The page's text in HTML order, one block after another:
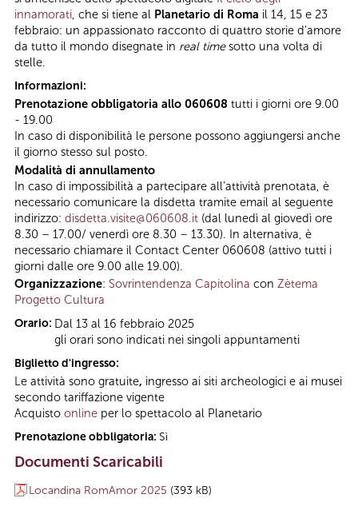
innamorati, che si tiene al Planetario di Roma il 14, 15 e 23
febbraio: un appassionato racconto di quattro storie d’amore
da tutto il mondo disegnate in real timesotto una volta di
stelle.
Informazioni:
Prenotazione obbligatoria allo 060608 tutti i giorni ore 9.00
- 19.00
In caso di disponibilità le persone possono aggiungersi anche
il giorno stesso sul posto.
Modalità di annullamento
In caso di impossibilità a partecipare all’attività prenotata, è
necessario comunicare la disdetta tramite email al seguente
indirizzo: disdetta.visite@060608.it (dal lunedì al giovedì ore
8.30 – 17.00/ venerdì ore 8.30 – 13.30). In alternativa, è
necessario chiamare il Contact Center 060608 (attivo tutti i
giorni dalle ore 9.00 alle 19.00).
Organizzazione: Sovrintendenza Capitolina con Zètema
Progetto Cultura
Orario: Dal 13 al 16 febbraio 2025
gli orari sono indicati nei singoli appuntamenti
Biglietto d'ingresso:
Le attività sono gratuite, ingresso ai siti archeologici e ai musei
secondo tariffazione vigente
Acquisto online per lo spettacolo al Planetario
Prenotazione obbligatoria: Sì
Documenti Scaricabili
Locandina RomAmor 2025 (393 kB)